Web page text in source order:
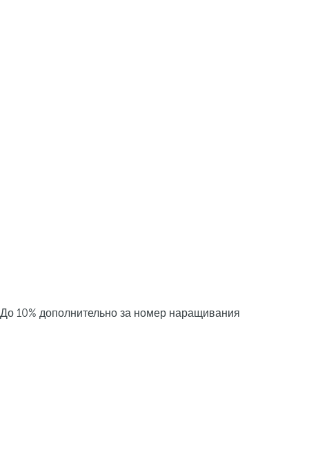
До 10% дополнительно за номер наращивания